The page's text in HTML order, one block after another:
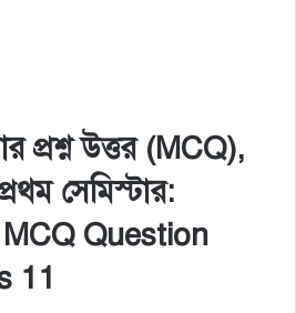
প্রশ্ন উত্তর (MCQ),
সেমিস্টার:
Question
11